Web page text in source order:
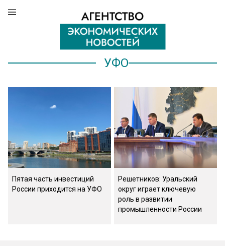
УФО
Пятая часть инвестиций
России приходится на УФО
Решетников: Уральский
округ играет ключевую
роль в развитии
промышленности России